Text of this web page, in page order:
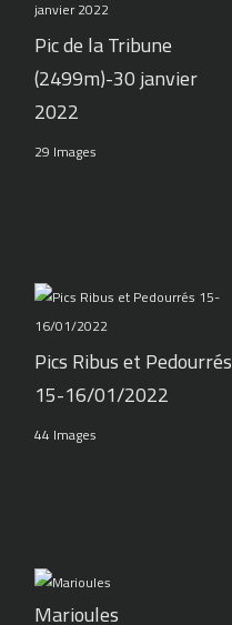
Pic de la Tribune
(2499m)-30 janvier
2022
29 Images
Pics Ribus et Pedourrés
15-16/01/2022
44 Images
Marioules